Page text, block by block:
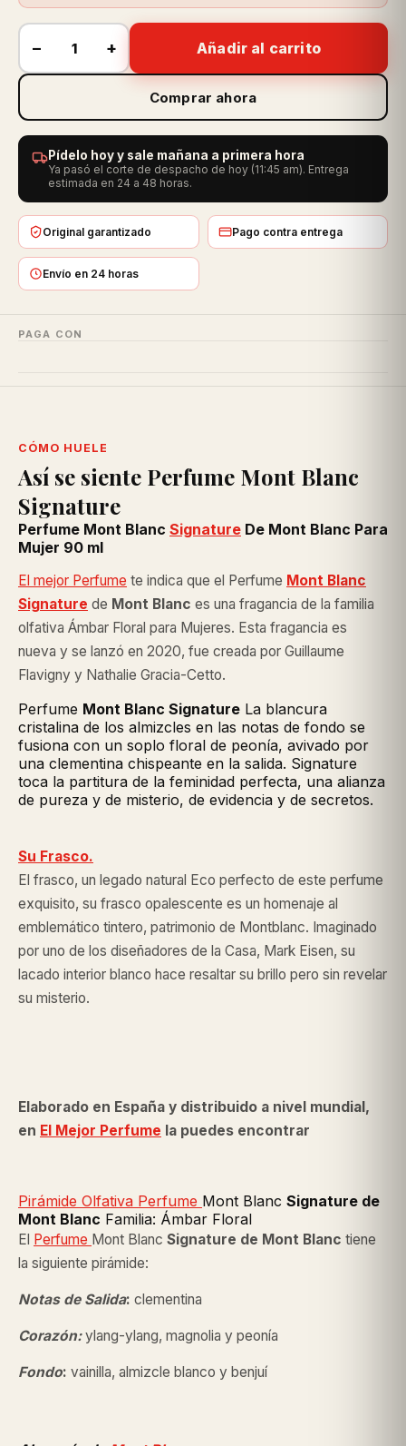
− + Añadir al carrito
Comprar ahora
Pídelo hoy y sale mañana a primera hora
Ya pasó el corte de despacho de hoy (11:45 am). Entrega
estimada en 24 a 48 horas.
Original garantizado Pago contra entrega
Envío en 24 horas
PAGA CON
CÓMO HUELE
Así se siente Perfume Mont Blanc
Signature
Perfume Mont Blanc Signature De Mont Blanc Para
Mujer 90 ml
El mejor Perfume te indica que el Perfume Mont Blanc
Signature de Mont Blanc es una fragancia de la familia
olfativa Ámbar Floral para Mujeres. Esta fragancia es
nueva y se lanzó en 2020, fue creada por Guillaume
Flavigny y Nathalie Gracia-Cetto.
Perfume Mont Blanc Signature La blancura
cristalina de los almizcles en las notas de fondo se
fusiona con un soplo floral de peonía, avivado por
una clementina chispeante en la salida. Signature
toca la partitura de la feminidad perfecta, una alianza
de pureza y de misterio, de evidencia y de secretos.
Su Frasco.
El frasco, un legado natural Eco perfecto de este perfume
exquisito, su frasco opalescente es un homenaje al
emblemático tintero, patrimonio de Montblanc. Imaginado
por uno de los diseñadores de la Casa, Mark Eisen, su
lacado interior blanco hace resaltar su brillo pero sin revelar
su misterio.
Elaborado en España y distribuido a nivel mundial,
en El Mejor Perfume la puedes encontrar
Pirámide Olfativa Perfume Mont Blanc Signature de
Mont Blanc Familia: Ámbar Floral
El Perfume Mont Blanc Signature de Mont Blanc tiene
la siguiente pirámide:
Notas de Salida: clementina
Corazón:ylang-ylang, magnolia y peonía
Fondo: vainilla, almizcle blanco y benjuí